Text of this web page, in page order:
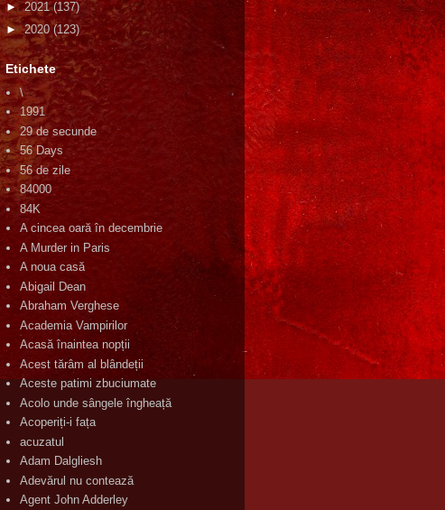
►2021(137)
►2020(123)
Etichete
\
1991
29 de secunde
56 Days
56 de zile
84000
84K
A cincea oară în decembrie
A Murder in Paris
A noua casă
Abigail Dean
Abraham Verghese
Academia Vampirilor
Acasă înaintea nopții
Acest tărâm al blândeții
Aceste patimi zbuciumate
Acolo unde sângele îngheață
Acoperiți-i fața
acuzatul
Adam Dalgliesh
Adevărul nu contează
Agent John Adderley